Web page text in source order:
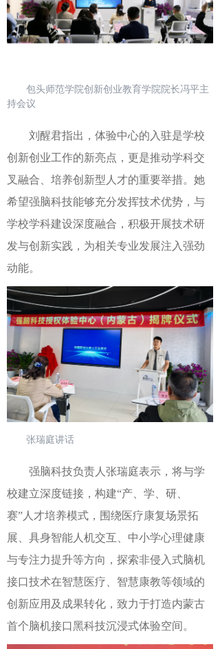
包头师范学院创新创业教育学院院长冯平主
持会议
刘醒君指出，体验中心的 入驻是学校
创新创业工作的新亮点，更是推动学科交
叉融合、培养创新型人才的重要举措。她
希望强脑科技能够充分发挥技术优势，与
学校学科建设深度融合，积极开展技术研
发与创新实践，为相关专业发展注入强劲
动能。
张瑞庭讲话
强脑科技负责人 张瑞庭表示， 将与学
校建立深度链接，构建“产、学、研、
赛”人才培养模式， 围绕医疗康复场景拓
展、具身智能人机交互、 中小学心理健康
与专注力提升等方向，探索非侵入式脑机
接口技术在智慧医疗、智慧康教等领域的
创新应用及成果转化，致力于打造内蒙古
首个脑机接口黑科技沉浸式体验空间 。